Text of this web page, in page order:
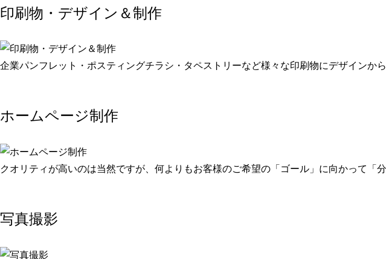
印刷物・デザイン＆制作
企業パンフレット・ポスティングチラシ・タペストリーなど様々な印刷物にデザインか
ホームページ制作
クオリティが高いのは当然ですが、何よりもお客様のご希望の「ゴール」に向かって「
写真撮影